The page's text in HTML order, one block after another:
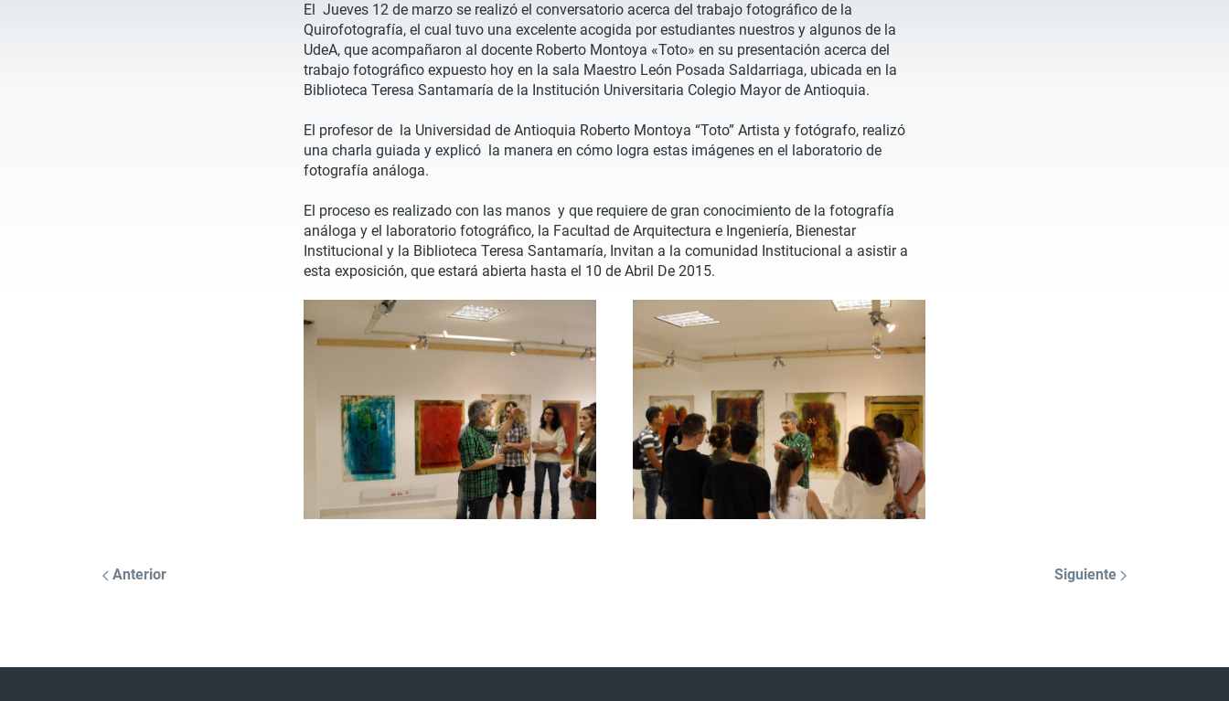
El Jueves 12 de marzo se realizó el conversatorio acerca del trabajo fotográfico de la
Quirofotografía, el cual tuvo una excelente acogida por estudiantes nuestros y algunos de la
UdeA, que acompañaron al docente Roberto Montoya «Toto» en su presentación acerca del
trabajo fotográfico expuesto hoy en la sala Maestro León Posada Saldarriaga, ubicada en la
Biblioteca Teresa Santamaría de la Institución Universitaria Colegio Mayor de Antioquia.
El profesor de la Universidad de Antioquia Roberto Montoya “Toto” Artista y fotógrafo, realizó
una charla guiada y explicó la manera en cómo logra estas imágenes en el laboratorio de
fotografía análoga.
El proceso es realizado con las manos y que requiere de gran conocimiento de la fotografía
análoga y el laboratorio fotográfico, la Facultad de Arquitectura e Ingeniería, Bienestar
Institucional y la Biblioteca Teresa Santamaría, Invitan a la comunidad Institucional a asistir a
esta exposición, que estará abierta hasta el 10 de Abril De 2015.
Anterior Siguiente